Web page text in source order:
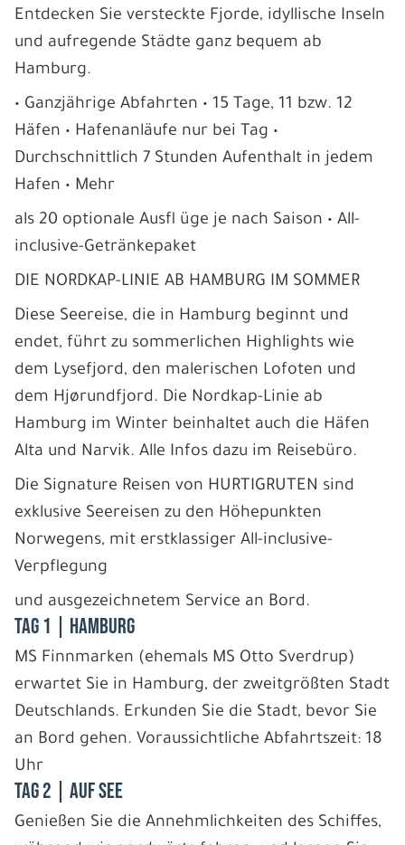
Entdecken Sie versteckte Fjorde, idyllische Inseln
und aufregende Städte ganz bequem ab
Hamburg.
• Ganzjährige Abfahrten • 15 Tage, 11 bzw. 12
Häfen • Hafenanläufe nur bei Tag •
Durchschnittlich 7 Stunden Aufenthalt in jedem
Hafen • Mehr
als 20 optionale Ausfl üge je nach Saison • All-
inclusive-Getränkepaket
DIE NORDKAP-LINIE AB HAMBURG IM SOMMER
Diese Seereise, die in Hamburg beginnt und
endet, führt zu sommerlichen Highlights wie
dem Lysefjord, den malerischen Lofoten und
dem Hjørundfjord. Die Nordkap-Linie ab
Hamburg im Winter beinhaltet auch die Häfen
Alta und Narvik. Alle Infos dazu im Reisebüro.
Die Signature Reisen von HURTIGRUTEN sind
exklusive Seereisen zu den Höhepunkten
Norwegens, mit erstklassiger All-inclusive-
Verpflegung
und ausgezeichnetem Service an Bord.
Tag 1 | Hamburg
MS Finnmarken (ehemals MS Otto Sverdrup)
erwartet Sie in Hamburg, der zweitgrößten Stadt
Deutschlands. Erkunden Sie die Stadt, bevor Sie
an Bord gehen. Voraussichtliche Abfahrtszeit: 18
Uhr
Tag 2 | Auf See
Genießen Sie die Annehmlichkeiten des Schiffes,